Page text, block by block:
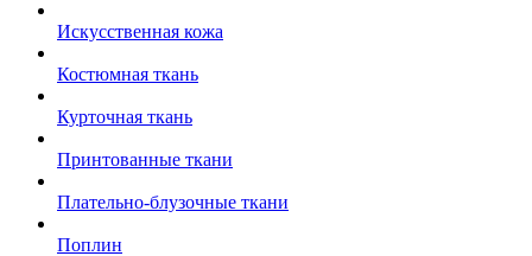
Искусственная кожа
Костюмная ткань
Курточная ткань
Принтованные ткани
Плательно-блузочные ткани
Поплин